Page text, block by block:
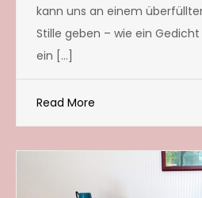
kann uns an einem
Stille geben – wie ein
ein […]
Read More